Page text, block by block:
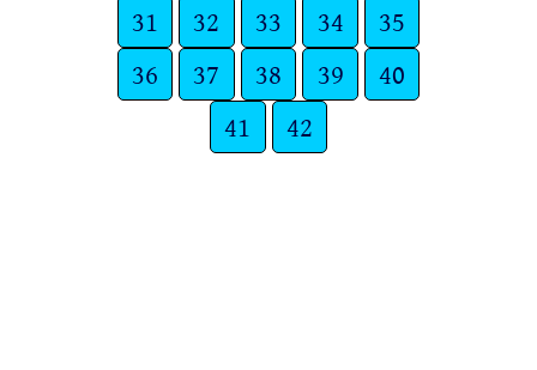
31
32 33 34
35
36
37 38 39
40
41
42